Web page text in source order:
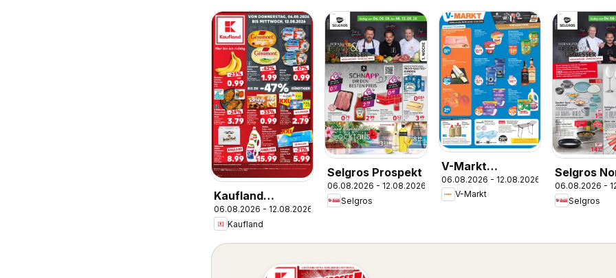
Kaufland
Prospekt
06.08.2026 - 12.08.2026
Kaufland
Selgros Prospekt
06.08.2026 - 12.08.2026
Selgros
V-Markt
Angebote
06.08.2026 - 12.08.2026
V-Markt
Selgros
06.08.2026 -
Selgros